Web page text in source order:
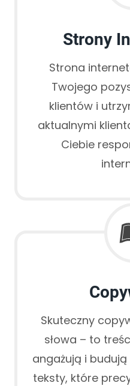
Strony
Strona
Twojego
klientów i
aktualnymi
Ciebie
Skuteczny
słowa – to
angażują i
teksty, które